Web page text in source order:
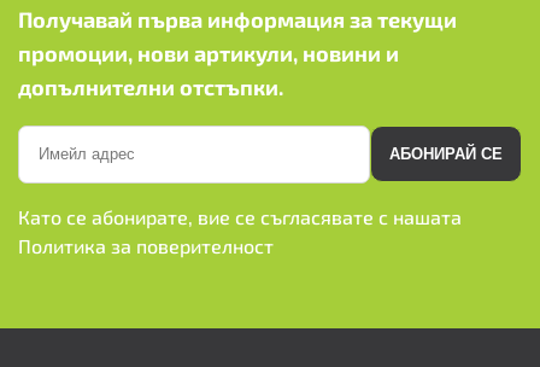
Получавай първа информация за текущи
промоции, нови артикули, новини и
допълнителни отстъпки.
АБОНИРАЙ СЕ
Като се абонирате, вие се съгласявате с нашата
Политика за поверителност